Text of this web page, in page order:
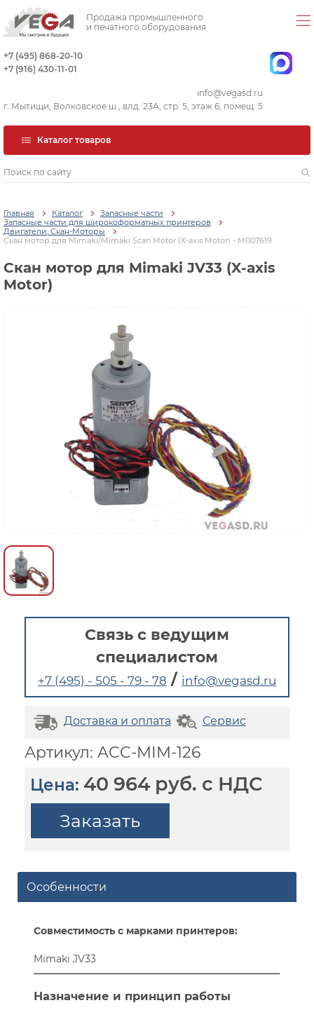
Продажа промышленного
и печатного оборудования
+7 (495) 868-20-10
+7 (916) 430-11-01
info@vegasd.ru
г. Мытищи, Волковское ш., влд. 23А, стр. 5, этаж 6, помещ. 5
Каталог товаров
Главная Каталог
Запасные части
Запасные части для широкоформатных принтеров
Двигатели, Скан-Моторы
Скан мотор для Mimaki/Mimaki Scan Motor (X-axis Motor) - M007619
Скан мотор для Mimaki JV33 (X-axis
Motor)
Связь с ведущим
специалистом
+7 (495) - 505 - 79 - 78 / info@vegasd.ru
Доставка и оплата Сервис
Артикул: ACC-MIM-126
Цена: 40 964 руб. с НДС
Заказать
Особенности
Совместимость с марками принтеров:
Mimaki JV33
Назначение и принцип работы